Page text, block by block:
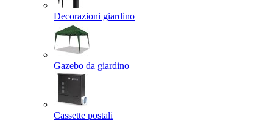
Decorazioni giardino
Gazebo da giardino
Cassette postali